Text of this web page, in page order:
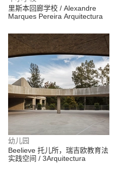
里斯本回廊学校 / Alexandre
Marques Pereira Arquitectura
幼儿园
Beelieve 托儿所，瑞吉欧教育法
实践空间 / 3Arquitectura